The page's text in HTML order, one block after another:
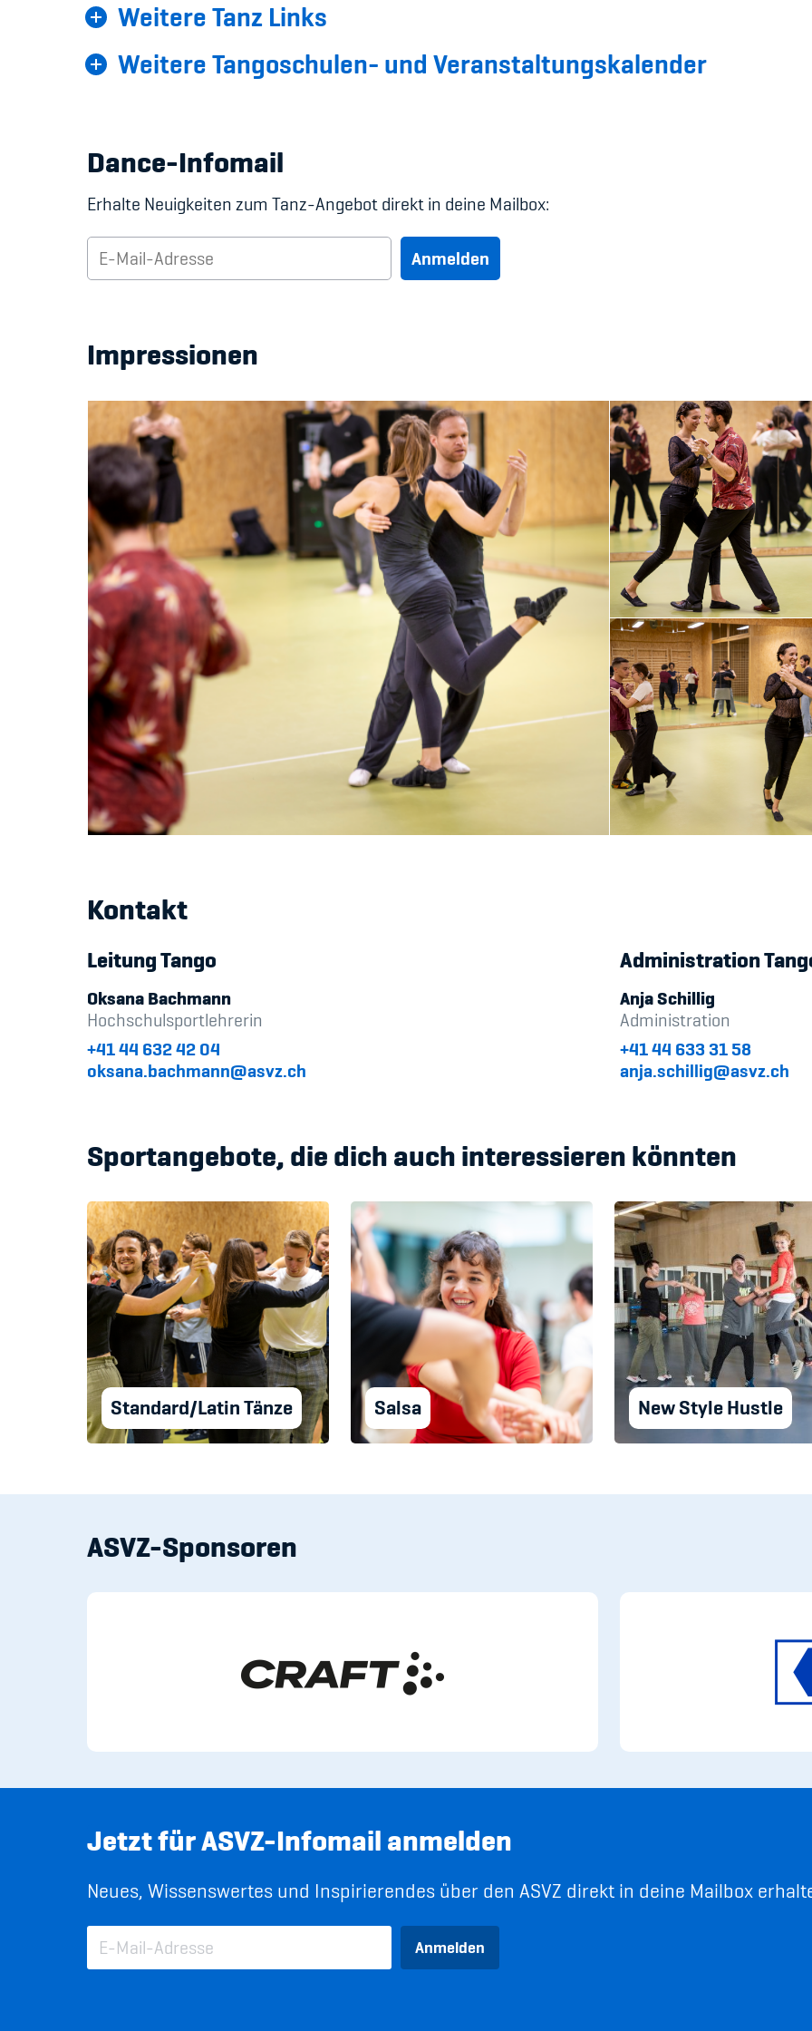
Weitere Tanz Links
Weitere Tangoschulen- und Veranstaltungskalender
Dance-Infomail
Erhalte Neuigkeiten zum Tanz-Angebot direkt in deine Mailbox:
Anmelden
Impressionen
Kontakt
Leitung Tango
Oksana Bachmann
Hochschulsportlehrerin
+41 44 632 42 04
oksana.bachmann@asvz.ch
Administration
Anja Schillig
Administration
+41 44 633 31 58
anja.schillig@asvz.ch
Sportangebote, die dich auch interessieren könnten
Standard/Latin Tänze Salsa New Style Hustle
ASVZ-Sponsoren
Jetzt für ASVZ-Infomail anmelden
Neues, Wissenswertes und Inspirierendes über den ASVZ direkt in deine Mailbox
Anmelden